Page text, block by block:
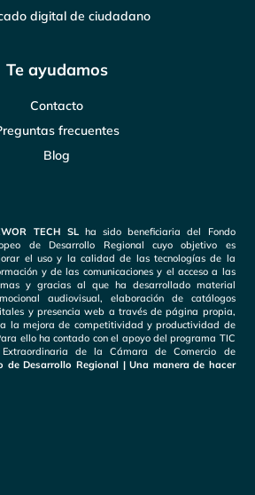
digital de ciudadano
Te ayudamos
Contacto
frecuentes
Blog
TECH SLha sido beneficiaria del Fondo
de Desarrollo Regional cuyo objetivo es
el uso y la calidad de las tecnologías de la
y de las comunicaciones y el acceso a las
y gracias al que ha desarrollado material
audiovisual, elaboración de catálogos
y presencia web a través de página propia,
la mejora de competitividad y productividad de
ello ha contado con el apoyo del programa TIC
Extraordinaria de la Cámara de Comercio de
de Desarrollo Regional | Una manera de hacer